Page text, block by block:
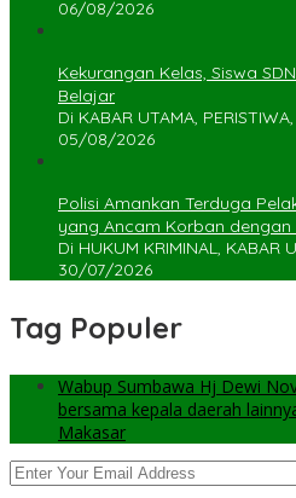
06/08/2026
Kekurangan Kelas, Siswa
Belajar
Di KABAR UTAMA,
05/08/2026
Polisi Amankan Terduga
yang Ancam Korban dengan
Di HUKUM KRIMINAL, KABAR
30/07/2026
Tag Populer
Wabup Sumbawa Hj Dewi
bersama kepala daerah
Makasar